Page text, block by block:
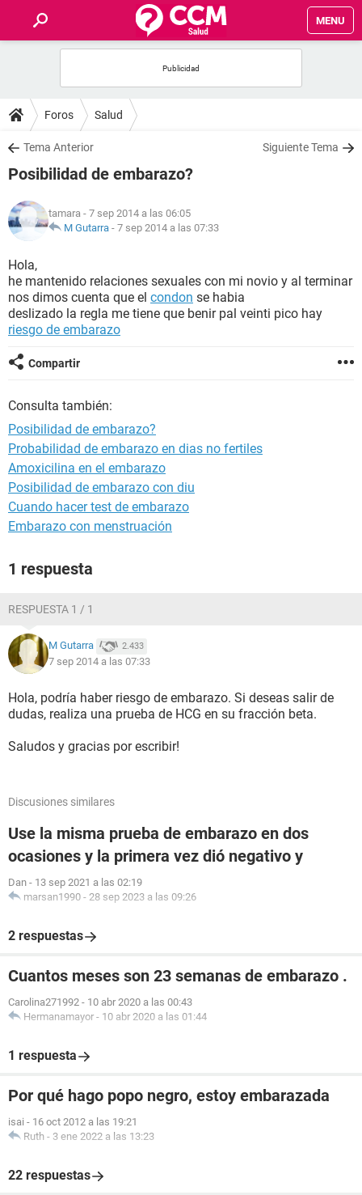
MENU
FOROS
SALUD
NUTRICIÓN
BIENESTAR
SEXUALIDAD
GLOSARIO
Foros Salud
Tema Anterior Siguiente Tema
Posibilidad de embarazo?
tamara - 7 sep 2014 a las 06:05
M Gutarra - 7 sep 2014 a las 07:33
Hola,
he mantenido relaciones sexuales con mi novio y al terminar
nos dimos cuenta que el condon se habia
deslizado la regla me tiene que benir pal veinti pico hay
riesgo de embarazo
Compartir
Consulta también:
Posibilidad de embarazo?
Probabilidad de embarazo en dias no fertiles
Amoxicilina en el embarazo
Posibilidad de embarazo con diu
Cuando hacer test de embarazo
Embarazo con menstruación
1 respuesta
RESPUESTA 1 / 1
M Gutarra 2.433
7 sep 2014 a las 07:33
Hola, podría haber riesgo de embarazo. Si deseas salir de
dudas, realiza una prueba de HCG en su fracción beta.
Saludos y gracias por escribir!
Discusiones similares
Use la misma prueba de embarazo en dos
ocasiones y la primera vez dió negativo y
Dan - 13 sep 2021 a las 02:19
marsan1990 - 28 sep 2023 a las 09:26
2 respuestas
Cuantos meses son 23 semanas de embarazo .
Carolina271992 - 10 abr 2020 a las 00:43
Hermanamayor - 10 abr 2020 a las 01:44
1 respuesta
Por qué hago popo negro, estoy embarazada
isai - 16 oct 2012 a las 19:21
Ruth - 3 ene 2022 a las 13:23
22 respuestas